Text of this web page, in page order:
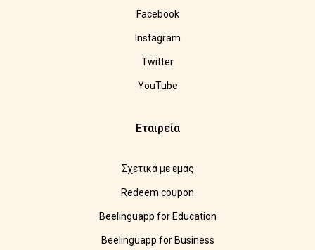
Facebook
Instagram
Twitter
YouTube
Εταιρεία
Σχετικά με εμάς
Redeem coupon
Beelinguapp for Education
Beelinguapp for Business